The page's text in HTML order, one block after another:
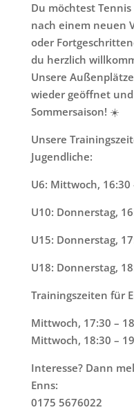
Du möchtest
nach einem neuen
oder
du herzlich
Unsere
wieder geöffnet
Sommersaison! ☀️
Unsere
Jugendliche:
U6: Mittwoch, 16:30
U10: Donnerstag,
U15: Donnerstag,
U18: Donnerstag,
Trainingszeiten für
Mittwoch, 17:30 –
Mittwoch, 18:30 –
Interesse? Dann
Enns:
0175 5676022